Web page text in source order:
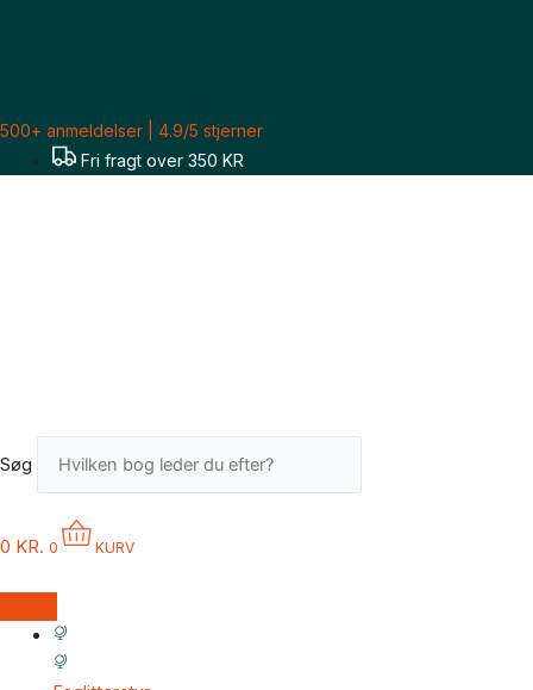
500+ anmeldelser | 4.9/5 stjerner
Fri fragt over 350 KR
Søg
0 KR. 0 KURV